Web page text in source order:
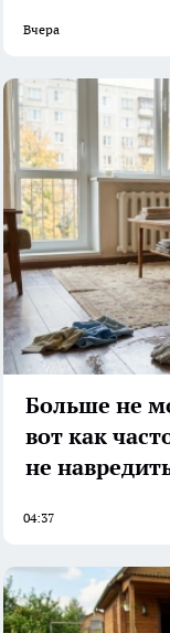
Вчера
Больше не
вот как
не
04:37